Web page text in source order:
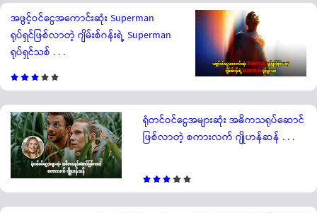
အဖွင့်ဝင်ငွေအကောင်းဆုံး Superman
ရုပ်ရှင်ဖြစ်လာတဲ့ ဂျိမ်းစ်ဂန်းရဲ့ Superman
ရုပ်ရှင်သစ် . . .
ရုံတင်ဝင်ငွေအများဆုံး အဓိကသရုပ်ဆောင်
ဖြစ်လာတဲ့ စကားလက် ဂျိုဟန်ဆန် . . .